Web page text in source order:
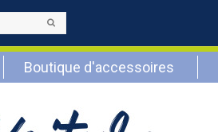
Boutique d'accessoires